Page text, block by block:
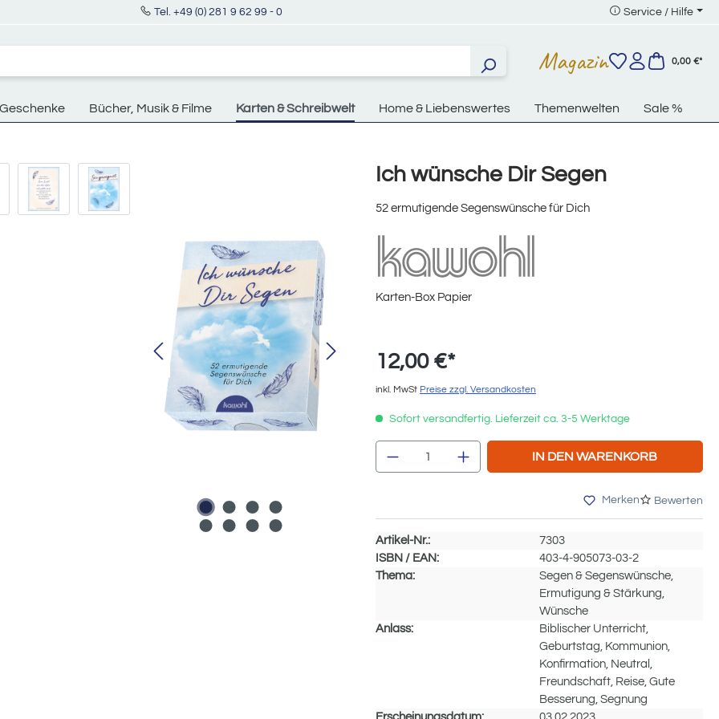
Tel. +49 (0) 281 9 62 99 - 0 Service / Hilfe
Magazin 0,00 €*
Geschenke Bücher, Musik & Filme Karten & Schreibwelt Home & Liebenswertes Themenwelten Sale %
Ich wünsche Dir Segen
52 ermutigende Segenswünsche für Dich
Karten-Box Papier
12,00 €*
inkl. MwSt Preise zzgl. Versandkosten
Sofort versandfertig. Lieferzeit ca. 3-5 Werktage
Produkt Anzahl: Gib den gewünschten
IN DEN WARENKORB
Merken Bewerten
Artikel-Nr.:
7303
ISBN / EAN:
403-4-905073-03-2
Thema:
Segen & Segenswünsche,
Ermutigung & Stärkung,
Wünsche
Anlass:
Biblischer Unterricht,
Geburtstag, Kommunion,
Konfirmation, Neutral,
Freundschaft, Reise, Gute
Besserung, Segnung